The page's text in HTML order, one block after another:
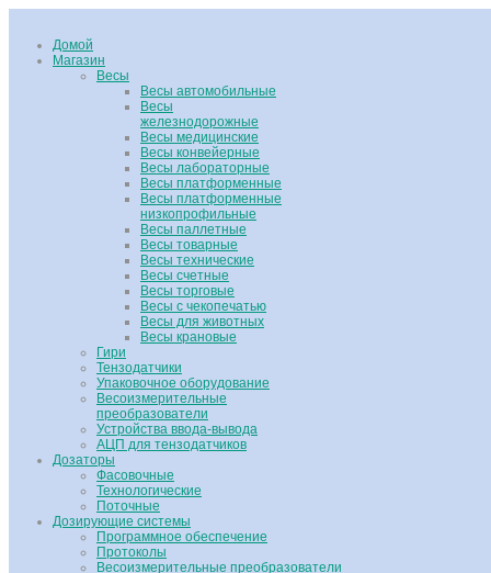
Домой
Магазин
Весы
Весы автомобильные
Весы
железнодорожные
Весы медицинские
Весы конвейерные
Весы лабораторные
Весы платформенные
Весы платформенные
низкопрофильные
Весы паллетные
Весы товарные
Весы технические
Весы счетные
Весы торговые
Весы с чекопечатью
Весы для животных
Весы крановые
Гири
Тензодатчики
Упаковочное оборудование
Весоизмерительные
преобразователи
Устройства ввода-вывода
АЦП для тензодатчиков
Дозаторы
Фасовочные
Технологические
Поточные
Дозирующие системы
Программное обеспечение
Протоколы
Весоизмерительные преобразователи